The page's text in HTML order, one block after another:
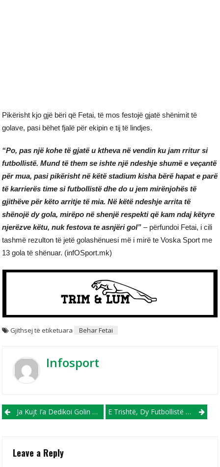
Pikërisht kjo gjë bëri që Fetai, të mos festojë gjatë shënimit të
golave, pasi bëhet fjalë për ekipin e tij të lindjes.
“Po, pas një kohe të gjatë u ktheva në vendin ku jam rritur si
futbollistë. Mund të them se ishte një ndeshje shumë e veçantë
për mua, pasi pikërisht në këtë stadium kisha bërë hapat e parë
të karrierës time si futbollistë dhe do u jem mirënjohës të
gjithëve për këto arritje të mia. Në këtë ndeshje arrita të
shënojë dy gola, mirëpo në shenjë respekti që kam ndaj këtyre
njerëzve këtu, nuk festova te asnjëri gol” – përfundoi Fetai, i cili
tashmë rezulton të jetë golashënuesi më i mirë te Voska Sport me
13 gola të shënuar. (infOSport.mk)
Gjithsej të etiketuara Behar Fetai
Infosport
Post navigation
Ja Kujt I’a Dedikoi Golin Çinari (VIDEO) E Trishtë, Dy Futbollistë Të Rinj Humbin Jetën Në Një Aksident Trafiku!
Leave a Reply